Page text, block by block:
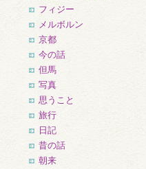
フィジー
メルボルン
京都
今の話
但馬
写真
思うこと
旅行
日記
昔の話
朝来